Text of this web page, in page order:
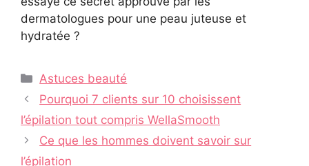
dermatologues pour une peau juteuse et
hydratée ?
Catégories
Astuces beauté
Navigation
des
articles
Pourquoi 7 clients sur 10 choisissent
l’épilation tout compris WellaSmooth
Ce que les hommes doivent savoir sur
l’épilation